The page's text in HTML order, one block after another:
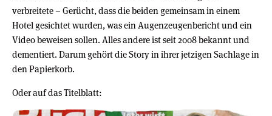
verbreitete – Gerücht, dass die beiden gemeinsam in einem
Hotel gesichtet wurden, was ein Augenzeugenbericht und ein
Video beweisen sollen. Alles andere ist seit 2008 bekannt und
dementiert. Darum gehört die Story in ihrer jetzigen Sachlage in
den Papierkorb.
Oder auf das Titelblatt: